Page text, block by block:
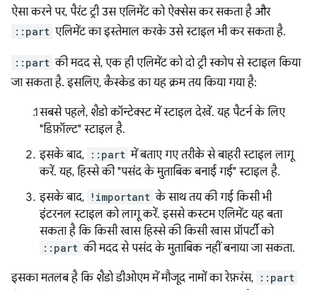
ऐसा करने पर, पैरंट ट्री उस एलिमेंट को ऐक्सेस कर सकता है और
::part एलिमेंट का इस्तेमाल करके उसे स्टाइल भी कर सकता है.
::part की मदद से, एक ही एलिमेंट को दो ट्री स्कोप से स्टाइल किया
जा सकता है. इसलिए, कैस्केड का यह क्रम तय किया गया है:
सबसे पहले, शैडो कॉन्टेक्स्ट में स्टाइल देखें. यह पैटर्न के लिए
"डिफ़ॉल्ट" स्टाइल है.
इसके बाद, ::part में बताए गए तरीके से बाहरी स्टाइल लागू
करें. यह, हिस्से की "पसंद के मुताबिक बनाई गई" स्टाइल है.
इसके बाद, !important के साथ तय की गई किसी भी
इंटरनल स्टाइल को लागू करें. इससे कस्टम एलिमेंट यह बता
सकता है कि किसी खास हिस्से की किसी खास प्रॉपर्टी को
::part की मदद से पसंद के मुताबिक नहीं बनाया जा सकता.
इसका मतलब है कि शैडो डीओएम में मौजूद नामों का रेफ़रंस, ::part